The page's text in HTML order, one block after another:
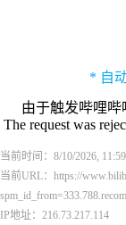
* 自
由于触发哔哩哔
The request was
当前时间：8/10/2026,
当前URL：https://
IP地址：216.73.217.114